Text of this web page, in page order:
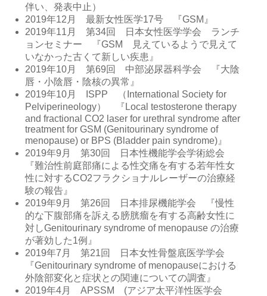
伴い、発表中止）
2019年12月 最新女性医学17号 『GSM』
2019年11月 第34回 日本女性医学学会 ランチ
ョンセミナー 『GSM 見えているようで見えて
いなかった古くて新しい疾患』
2019年10月 第69回 中部泌尿器科学会 『大陰
唇・小陰唇・陰核の異常』
2019年10月 ISPP （International Society for
Pelviperineology） 『Local testosterone therapy
and fractional CO2 laser for urethral syndrome after
treatment for GSM (Genitourinary syndrome of
menopause) or BPS (Bladder pain syndrome)』
2019年9月 第30回 日本性機能学会学術総会
『難治性前庭部痛による性交痛を有する若年性女
性に対するCO2フラクショナルレーザーの治療経
験の報告』
2019年9月 第26回 日本排尿機能学会 『慢性
的な下腹部痛を訴える膀胱瘤を有する高齢女性に
対しGenitourinary syndrome of menopause の治療
が著効した1例』
2019年7月 第21回 日本女性骨盤底医学学会
『Genitourinary syndrome of menopauseにおける
外陰部変化と症状との関連についての調査』
2019年4月 APSSM (アジア太平洋性医学会